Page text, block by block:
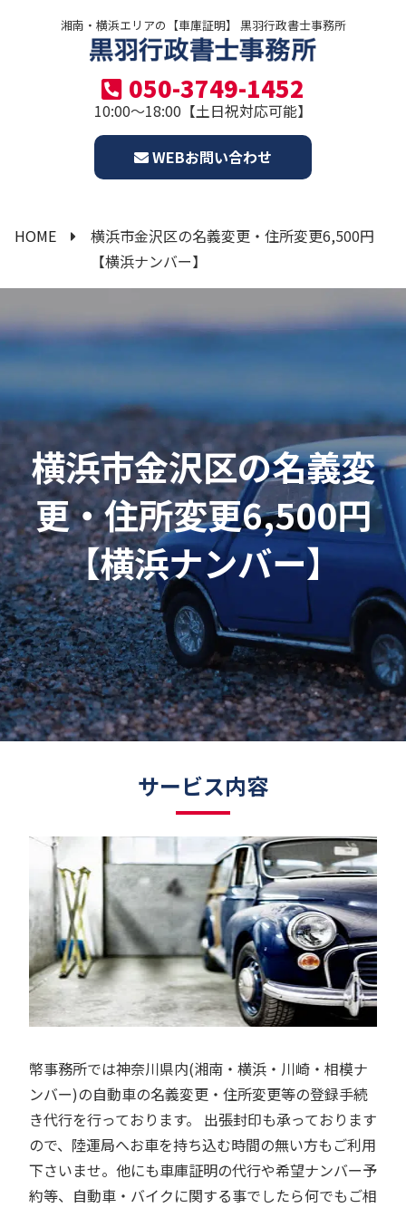
湘南・横浜エリアの【車庫証明】 黒羽行政書士事務所
050-3749-1452
10:00～18:00【土日祝対応可能】
WEBお問い合わせ
HOME
横浜市金沢区の名義変更・住所変更6,500円
【横浜ナンバー】
横浜市金沢区の名義変
更・住所変更6,500円
【横浜ナンバー】
サービス内容
幣事務所では神奈川県内(湘南・横浜・川崎・相模ナ
ンバー)の自動車の名義変更・住所変更等の登録手続
き代行を行っております。 出張封印も承っております
ので、陸運局へお車を持ち込む時間の無い方もご利用
下さいませ。他にも車庫証明の代行や希望ナンバー予
約等、自動車・バイクに関する事でしたら何でもご相